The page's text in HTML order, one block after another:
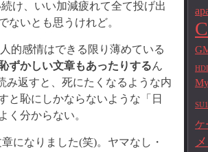
け、いい加減疲れて全て投げ出
ないとも思うけれど。
的感情はできる限り薄めている
ずかしい文章もあったりするん
み返すと、死にたくなるような内
と恥にしかならないような「日
く分からない。
になりました(笑)。ヤマなし・
ケ